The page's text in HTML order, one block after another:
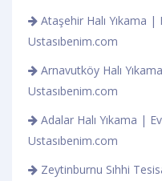
Ataşehir Halı Yıkama |
Ustasıbenim.com
Arnavutköy Halı
Ustasıbenim.com
Adalar Halı Yıkama |
Ustasıbenim.com
Zeytinburnu Sıhhi